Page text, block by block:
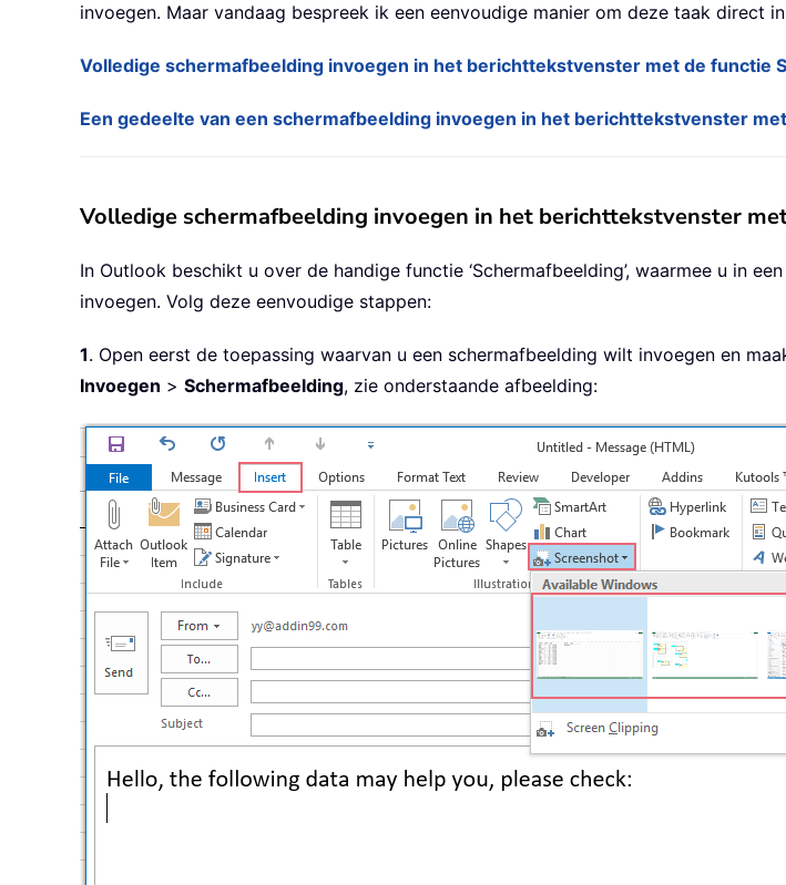
invoegen. Maar vandaag bespreek ik een eenvoudige manier om deze taak direct
Volledige schermafbeelding invoegen in het berichttekstvenster met de functie
Een gedeelte van een schermafbeelding invoegen in het berichttekstvenster
Volledige schermafbeelding invoegen in het berichttekstvenster
In Outlook beschikt u over de handige functie ‘Schermafbeelding’, waarmee u in
invoegen. Volg deze eenvoudige stappen:
1. Open eerst de toepassing waarvan u een schermafbeelding wilt invoegen en
Invoegen > Schermafbeelding, zie onderstaande afbeelding: